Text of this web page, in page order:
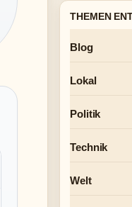
THEMEN
Blog
Lokal
Politik
Technik
Welt